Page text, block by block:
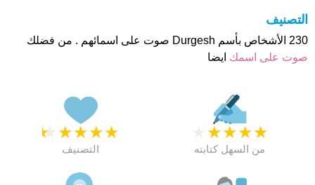
التصنيف
230 الأشخاص بأسم Durgesh صوت على اسمائهم . من فضلك
صوت على اسمك ايضا
★
★
★
★
★
التصنيف
★
★
★
★
من السهل كتابته